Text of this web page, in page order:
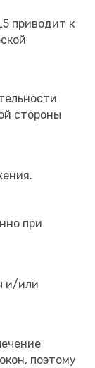
приводит к
стороны
при
и/или
поэтому